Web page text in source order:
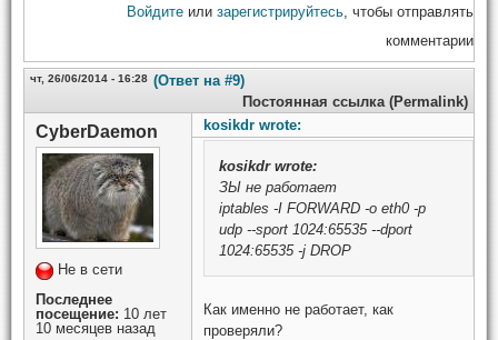
Войдите или зарегистрируйтесь, чтобы отправлять
комментарии
чт, 26/06/2014 - 16:28 (Ответ на #9)
Постоянная ссылка (Permalink)
CyberDaemon
Не в сети
Последнее
посещение: 10 лет
10 месяцев назад
kosikdr wrote:
kosikdrwrote:
ЗЫ не работает
iptables -I FORWARD -o eth0 -p
udp --sport 1024:65535 --dport
1024:65535 -j DROP
Как именно не работает, как
проверяли?